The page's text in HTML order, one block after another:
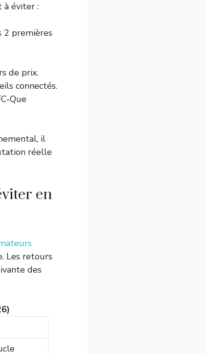
à éviter :
2 premières
de prix.
connectés.
Que
il
réelle
en
Les retours
des